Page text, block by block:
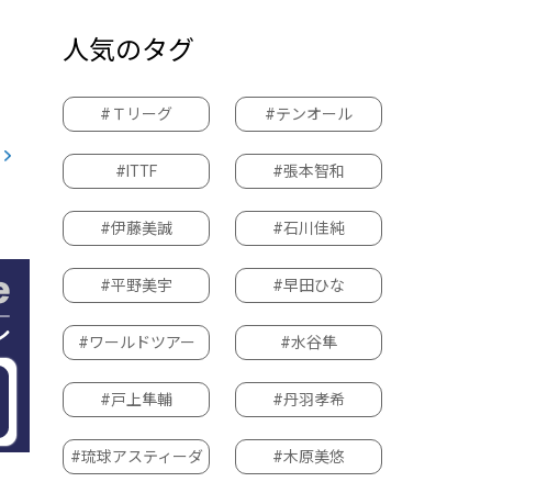
人気のタグ
#Ｔリーグ #テンオール
#ITTF #張本智和
#伊藤美誠 #石川佳純
#平野美宇 #早田ひな
#ワールドツアー #水谷隼
#戸上隼輔 #丹羽孝希
#琉球アスティーダ #木原美悠